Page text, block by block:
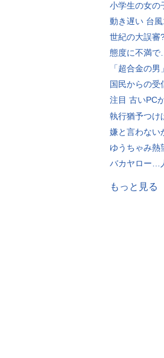
小学生の女の
動き遅い 台
世紀の大誤審
態度に不満
「超合金の
国民からの
注目 古いPC
執行猶予つけ
嫌と言わな
ゆうちゃみ熱
バカヤロー…
もっと見る